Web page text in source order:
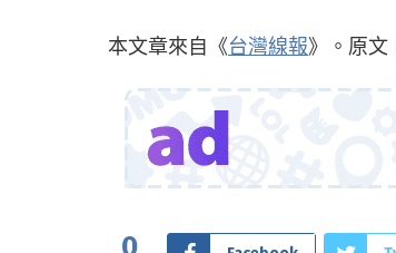
本文章來自《台灣線報》。原文